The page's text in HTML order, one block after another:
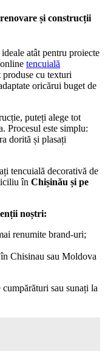
și construcții
atât pentru proiecte
tencuială
produse cu texturi
oricărui buget de
puteți alege tot
Procesul este simplu:
dorită și plasați
tencuială decorativă de
în Chișinău și pe
noștri:
renumite brand-uri;
Chisinau sau Moldova
sau sunați la